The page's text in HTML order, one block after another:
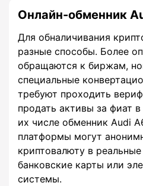
Онлайн-обменник
Для обналичивания
разные способы. Более
обращаются к биржам,
специальные
требуют проходить
продать активы за фиат
их числе обменник Audi
платформы могут
криптовалюту в
банковские карты или
системы.